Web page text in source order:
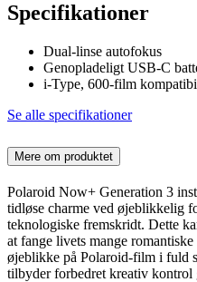
Specifikationer
Dual-linse autofokus
Genopladeligt USB-C
i-Type, 600-film
Se alle specifikationer
Mere om produktet
Polaroid Now+ Generation 3
tidløse charme ved øjeblikkelig
teknologiske fremskridt. Dette
at fange livets mange
øjeblikke på Polaroid-film i fuld
tilbyder forbedret kreativ kontrol